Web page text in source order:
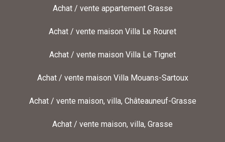
Achat / vente appartement Grasse
Achat / vente maison Villa Le Rouret
Achat / vente maison Villa Le Tignet
Achat / vente maison Villa Mouans-Sartoux
Achat / vente maison, villa, Châteauneuf-Grasse
Achat / vente maison, villa, Grasse